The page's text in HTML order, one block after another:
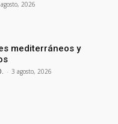
2026
mediterráneos y
- 3 agosto, 2026